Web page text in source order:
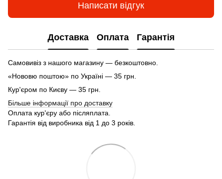
Написати відгук
Доставка Оплата Гарантія
Самовивіз з нашого магазину — безкоштовно.
«Нововю поштою» по Україні — 35 грн.
Кур'єром по Києву — 35 грн.
Більше інформації про доставку
Оплата кур'єру або післяплата.
Гарантія від виробника від 1 до 3 років.